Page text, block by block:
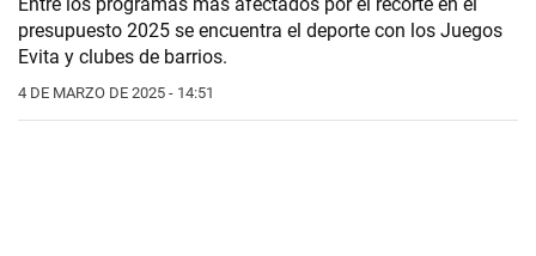
presupuesto 2025 se encuentra el deporte con los Juegos
Evita y clubes de barrios.
4 DE MARZO DE 2025 - 14:51